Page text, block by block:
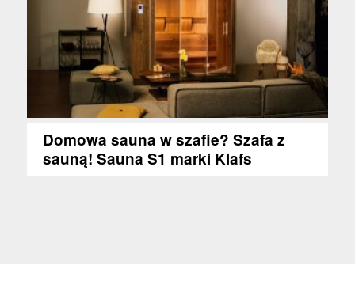
Domowa sauna w szafie? Szafa z
sauną! Sauna S1 marki Klafs